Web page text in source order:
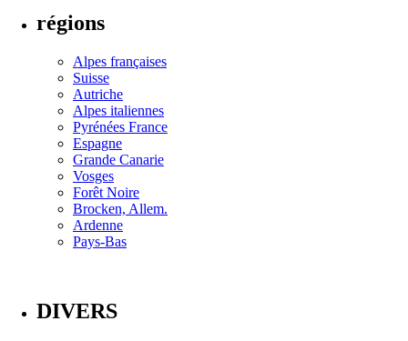
régions
Alpes françaises
Suisse
Autriche
Alpes italiennes
Pyrénées France
Espagne
Grande Canarie
Vosges
Forêt Noire
Brocken, Allem.
Ardenne
Pays-Bas
DIVERS